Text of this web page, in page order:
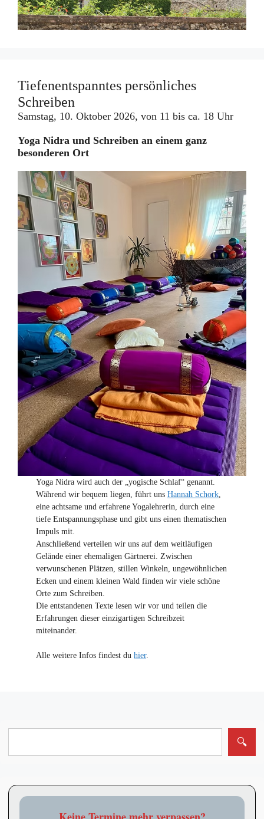
Tiefenentspanntes persönliches
Schreiben
Samstag, 10. Oktober 2026, von 11 bis ca. 18 Uhr
Yoga Nidra und Schreiben an einem ganz
besonderen Ort
Yoga Nidra wird auch der „yogische Schlaf“ genannt.
Während wir bequem liegen, führt unsHannah Schork,
eine achtsame und erfahrene Yogalehrerin, durch eine
tiefe Entspannungsphase und gibt uns einen thematischen
Impuls mit.
Anschließend verteilen wir uns auf dem weitläufigen
Gelände einer ehemaligen Gärtnerei. Zwischen
verwunschenen Plätzen, stillen Winkeln, ungewöhnlichen
Ecken und einem kleinen Wald finden wir viele schöne
Orte zum Schreiben.
Die entstandenen Texte lesen wir vor und teilen die
Erfahrungen dieser einzigartigen Schreibzeit
miteinander.
Alle weitere Infos findest duhier.